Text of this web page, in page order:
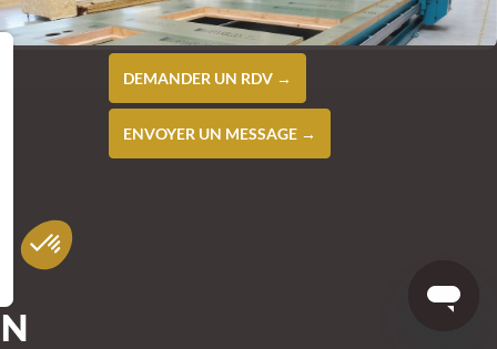
DEMANDER UN RDV →
ENVOYER UN MESSAGE →